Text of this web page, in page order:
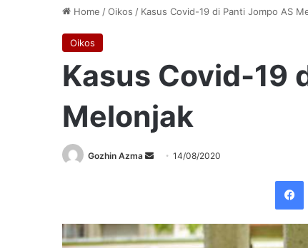
Home /Oikos / Kasus Covid-19 di Panti Jompo AS
Oikos
Kasus Covid-19
Melonjak
Gozhin Azma
Send14/08/2020